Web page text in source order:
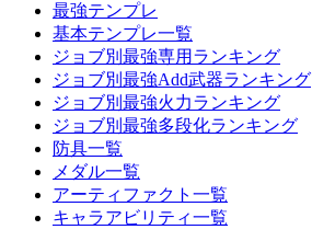
最強テンプレ
基本テンプレ一覧
ジョブ別最強専用ランキング
ジョブ別最強Add武器ランキング
ジョブ別最強火力ランキング
ジョブ別最強多段化ランキング
防具一覧
メダル一覧
アーティファクト一覧
キャラアビリティ一覧